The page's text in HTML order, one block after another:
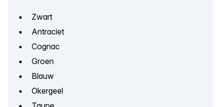
Zwart
Antraciet
Cognac
Groen
Blauw
Okergeel